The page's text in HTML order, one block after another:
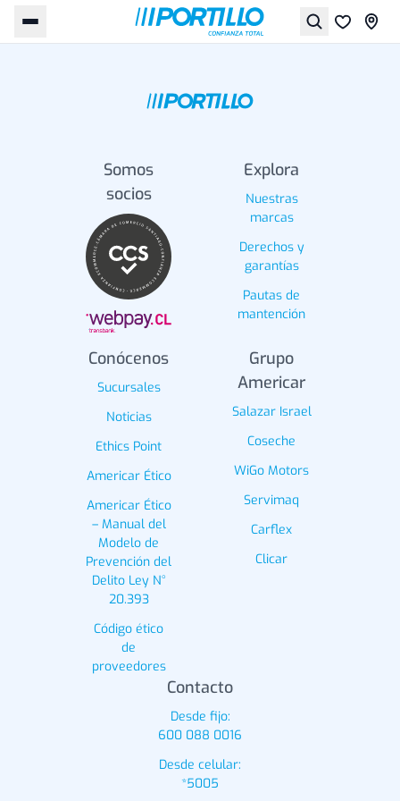
Explora
Nuestras
marcas
Derechos y
garantías
Pautas de
mantención
Conócenos
Sucursales
Noticias
Ethics Point
Americar Ético
Americar Ético
– Manual del
Modelo de
Prevención del
Delito Ley N°
20.393
Código ético
de
proveedores
Grupo
Americar
Salazar Israel
Coseche
WiGo Motors
Servimaq
Carflex
Clicar
Contacto
Desde fijo:
600 088 0016
Desde celular:
*5005
Somos
socios